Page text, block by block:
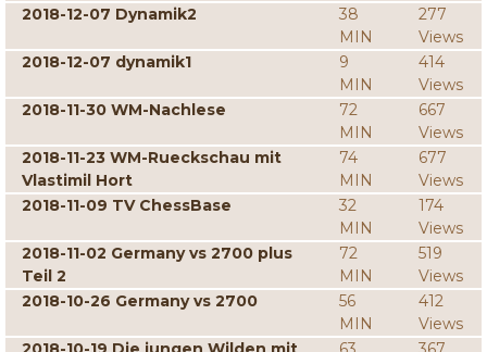
2018-12-07 Dynamik2
38
MIN
277
Views
2018-12-07 dynamik1
9
MIN
414
Views
2018-11-30 WM-Nachlese
72
MIN
667
Views
2018-11-23 WM-Rueckschau mit
Vlastimil Hort
74
MIN
677
Views
2018-11-09 TV ChessBase
32
MIN
174
Views
2018-11-02 Germany vs 2700 plus
Teil 2
72
MIN
519
Views
2018-10-26 Germany vs 2700
56
MIN
412
Views